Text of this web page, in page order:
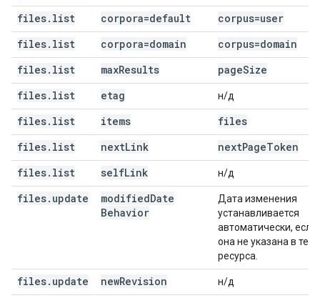
files. list corpora=default
corpus=user
files. list corpora=domain
corpus=domain
files. list maxResults pageSize
files. list etag н/д
files. list items
files
files. list nextLink nextPageToken
files. list selfLink н/д
files. update modifiedDate
Behavior
Дата изменения
устанавливается
автоматически, если
она не указана в
ресурса.
files. update newRevision н/д